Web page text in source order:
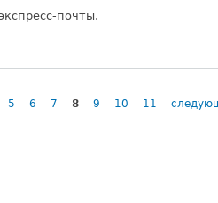
почты.
5 6 7 8 9 10 11